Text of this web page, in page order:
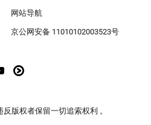
网站导航
京公网安备 11010102003523号
版权者保留一切追索权利 。